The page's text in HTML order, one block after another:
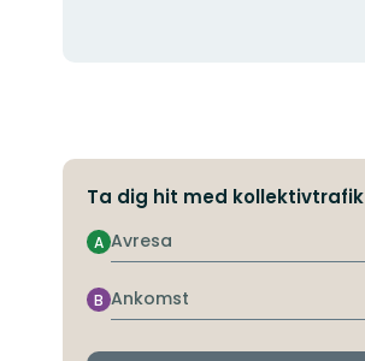
Ta dig hit med kollektivtrafik
Avresa
A
Ankomst
B